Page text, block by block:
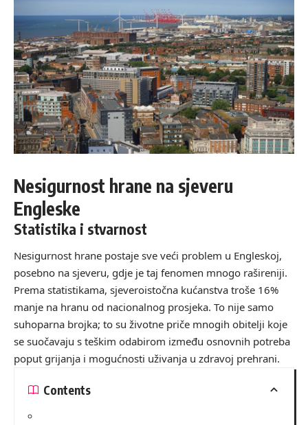
Nesigurnost hrane na sjeveru
Engleske
Statistika i stvarnost
Nesigurnost hrane postaje sve veći problem u Engleskoj,
posebno na sjeveru, gdje je taj fenomen mnogo rašireniji.
Prema statistikama, sjeveroistočna kućanstva troše 16%
manje na hranu od nacionalnog prosjeka. To nije samo
suhoparna brojka; to su životne priče mnogih obitelji koje
se suočavaju s teškim odabirom između osnovnih potreba
poput grijanja i mogućnosti uživanja u zdravoj prehrani.
Contents